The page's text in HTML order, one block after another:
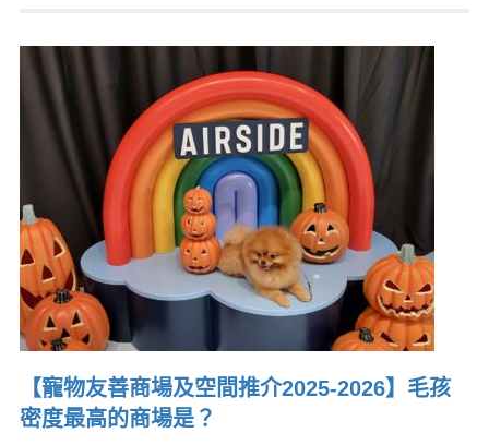
【寵物友善商場及空間推介2025-2026】毛孩
密度最高的商場是？